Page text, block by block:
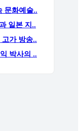
문화예술..
일본 지..
고가 방송..
박사의 ..